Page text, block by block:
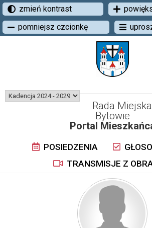
zmień kontrast
pomniejsz czcionkę
Rada
Bytowie
Portal
POSIEDZENIA
TRANSMISJE Z